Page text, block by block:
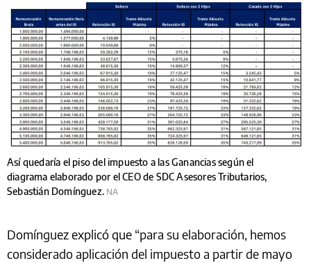
Así quedaría el piso del impuesto a las Ganancias según el
diagrama elaborado por el CEO de SDC Asesores Tributarios,
Sebastián Domínguez. NA
Domínguez explicó que “para su elaboración, hemos
considerado aplicación del impuesto a partir de mayo